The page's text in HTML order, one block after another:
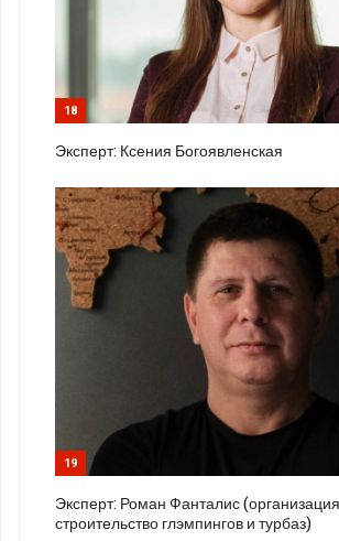
18
Эксперт: Ксения Богоявленская
19
Эксперт: Роман Фанталис
строительство глэмпингов и турбаз)